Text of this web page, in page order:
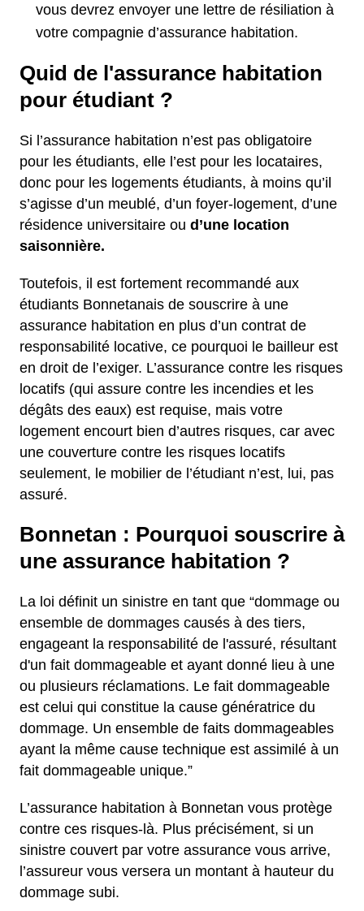
vous devrez envoyer une lettre de résiliation à
votre compagnie d’assurance habitation.
Quid de l'assurance habitation
pour étudiant ?
Si l’assurance habitation n’est pas obligatoire
pour les étudiants, elle l’est pour les locataires,
donc pour les logements étudiants, à moins qu’il
s’agisse d’un meublé, d’un foyer-logement, d’une
résidence universitaire ou d’une location
saisonnière.
Toutefois, il est fortement recommandé aux
étudiants Bonnetanais de souscrire à une
assurance habitation en plus d’un contrat de
responsabilité locative, ce pourquoi le bailleur est
en droit de l’exiger. L’assurance contre les risques
locatifs (qui assure contre les incendies et les
dégâts des eaux) est requise, mais votre
logement encourt bien d’autres risques, car avec
une couverture contre les risques locatifs
seulement, le mobilier de l’étudiant n’est, lui, pas
assuré.
Bonnetan : Pourquoi souscrire à
une assurance habitation ?
La loi définit un sinistre en tant que “dommage ou
ensemble de dommages causés à des tiers,
engageant la responsabilité de l'assuré, résultant
d'un fait dommageable et ayant donné lieu à une
ou plusieurs réclamations. Le fait dommageable
est celui qui constitue la cause génératrice du
dommage. Un ensemble de faits dommageables
ayant la même cause technique est assimilé à un
fait dommageable unique.”
L’assurance habitation à Bonnetan vous protège
contre ces risques-là. Plus précisément, si un
sinistre couvert par votre assurance vous arrive,
l’assureur vous versera un montant à hauteur du
dommage subi.